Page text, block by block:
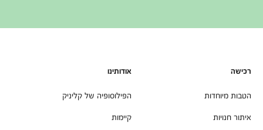
רכישה
הטבות מיוחדות
איתור חנויות
אודותינו
הפילוסופיה של קליניק
קיימות